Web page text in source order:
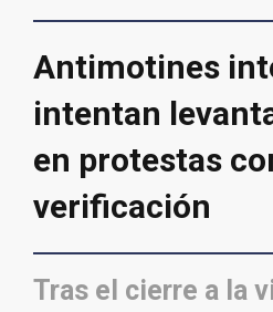
Antimotines
intentan
en protestas
verificación
Tras el cierre a la